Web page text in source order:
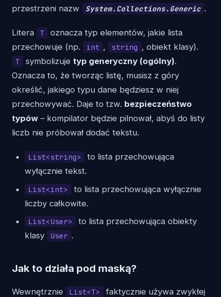
przestrzeni nazw
System.Collections.Generic .
Litera T
oznacza typ elementów, jakie lista
przechowuje (np.
int , string , obiekt klasy).
T symbolizuje typ generyczny (ogólny).
Oznacza to, że tworząc listę, musisz z góry
określić, jakiego typu dane będziesz w niej
przechowywać. Daje to tzw. bezpieczeństwo
typów – kompilator będzie pilnował, abyś do listy
liczb nie próbował dodać tekstu.
List<string>
to lista przechowująca
wyłącznie tekst.
List<int>
to lista przechowująca wyłącznie
liczby całkowite.
List<User>
to lista przechowująca obiekty
klasy
User .
Jak to działa pod maską?
Wewnętrznie List<T>
faktycznie używa zwykłej